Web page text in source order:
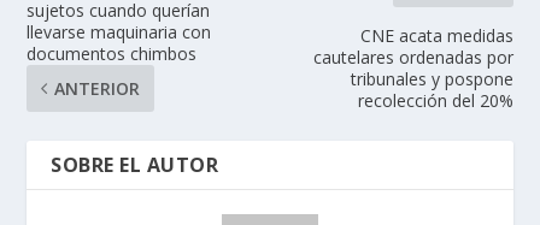
sujetos cuando querían
llevarse maquinaria con
documentos chimbos
ANTERIOR
CNE acata medidas
cautelares ordenadas por
tribunales y pospone
recolección del 20%
SOBRE EL AUTOR